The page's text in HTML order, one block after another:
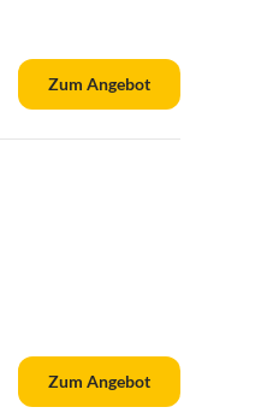
Zum Angebot
Zum Angebot